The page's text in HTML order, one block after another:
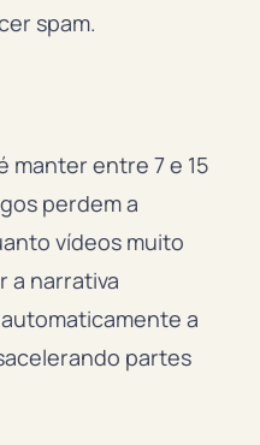
spam.
manter entre 7 e 15
perdem a
vídeos muito
a narrativa
a
partes